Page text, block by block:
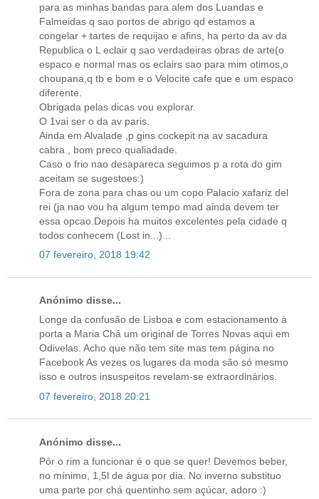
para as minhas bandas para alem dos Luandas e
Falmeidas q sao portos de abrigo qd estamos a
congelar + tartes de requijao e afins, ha perto da av da
Republica o L eclair q sao verdadeiras obras de arte(o
espaco e normal mas os eclairs sao para mim otimos,o
choupana,q tb e bom e o Velocite cafe que e um espaco
diferente.
Obrigada pelas dicas vou explorar.
O 1vai ser o da av paris.
Ainda em Alvalade ,p gins cockepit na av sacadura
cabra , bom preco qualiadade.
Caso o frio nao desapareca seguimos p a rota do gim
aceitam se sugestoes:)
Fora de zona para chas ou um copo Palacio xafariz del
rei (ja nao vou ha algum tempo mad ainda devem ter
essa opcao.Depois ha muitos excelentes pela cidade q
todos conhecem (Lost in...)...
07 fevereiro, 2018 19:42
Anónimo disse...
Longe da confusão de Lisboa e com estacionamento à
porta a Maria Chá um original de Torres Novas aqui em
Odivelas. Acho que não tem site mas tem página no
Facebook As vezes os lugares da moda são só mesmo
isso e outros insuspeitos revelam-se extraordinários.
07 fevereiro, 2018 20:21
Anónimo disse...
Pôr o rim a funcionar é o que se quer! Devemos beber,
no mínimo, 1,5l de água por dia. No inverno substituo
uma parte por chá quentinho sem açúcar, adoro :)